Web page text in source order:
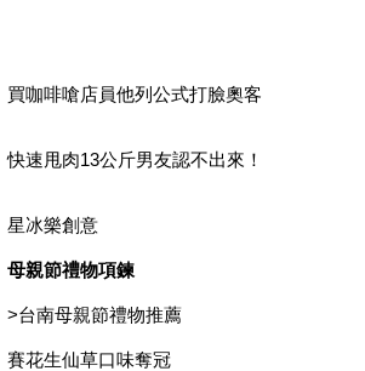
買咖啡嗆店員他列公式打臉奧客
快速甩肉13公斤男友認不出來！
星冰樂創意
母親節禮物項鍊
>台南母親節禮物推薦
賽花生仙草口味奪冠